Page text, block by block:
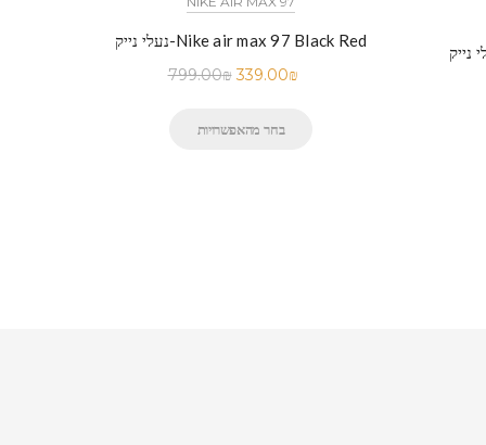
נעלי נייק-Nike air max 97 Black Red
799.00₪ 339.00₪
בחר מהאפשרויות